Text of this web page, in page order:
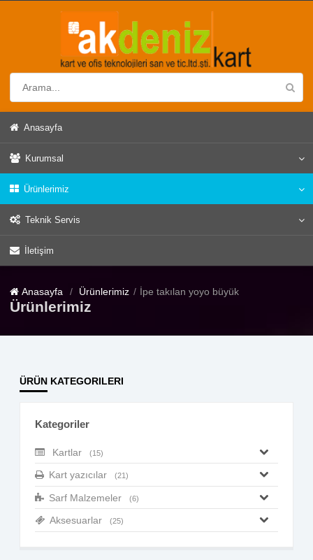
Anasayfa
Kurumsal
Ürünlerimiz
Teknik Servis
İletişim
Anasayfa Ürünlerimiz İpe takılan yoyo büyük
Ürünlerimiz
ÜRÜN KATEGORILERI
Kategoriler
Kartlar (15)
Kart yazıcılar (21)
Sarf Malzemeler (6)
Aksesuarlar (25)